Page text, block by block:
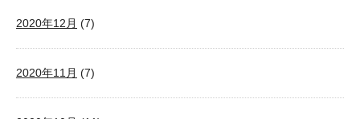
2020年12月 (7)
2020年11月 (7)